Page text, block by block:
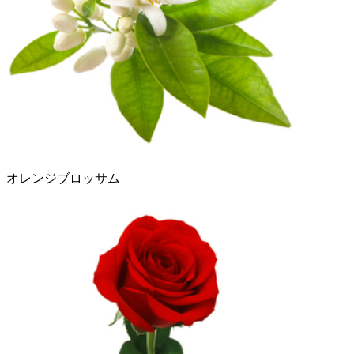
オレンジブロッサム